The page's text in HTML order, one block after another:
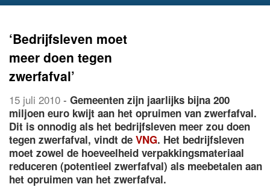
‘Bedrijfsleven moet
meer doen tegen
zwerfafval’
15 juli 2010 - Gemeenten zijn jaarlijks bijna 200
miljoen euro kwijt aan het opruimen van zwerfafval.
Dit is onnodig als het bedrijfsleven meer zou doen
tegen zwerfafval, vindt de VNG. Het bedrijfsleven
moet zowel de hoeveelheid verpakkingsmateriaal
reduceren (potentieel zwerfafval) als meebetalen aan
het opruimen van het zwerfafval.